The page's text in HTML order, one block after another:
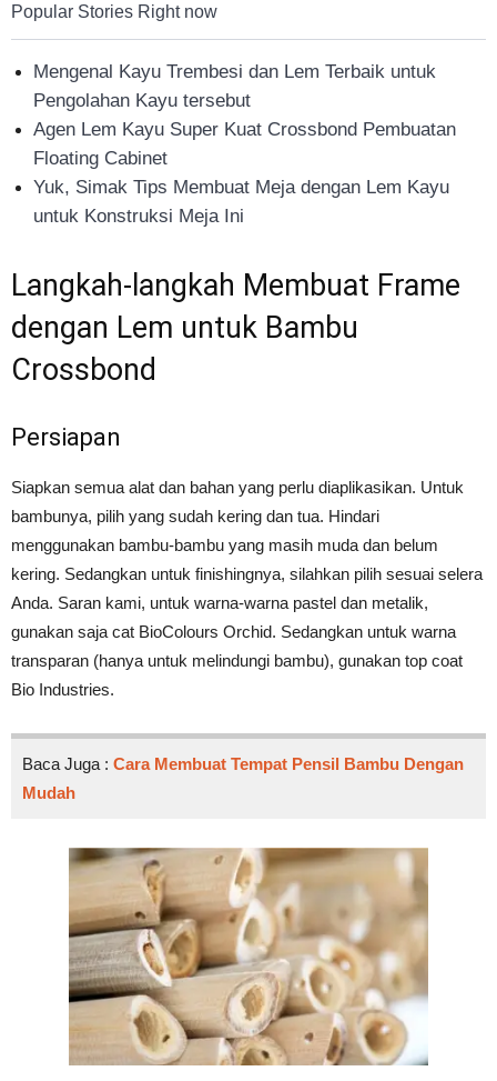
Popular Stories Right now
Mengenal Kayu Trembesi dan Lem Terbaik untuk
Pengolahan Kayu tersebut
Agen Lem Kayu Super Kuat Crossbond Pembuatan
Floating Cabinet
Yuk, Simak Tips Membuat Meja dengan Lem Kayu
untuk Konstruksi Meja Ini
Langkah-langkah Membuat Frame
dengan Lem untuk Bambu
Crossbond
Persiapan
Siapkan semua alat dan bahan yang perlu diaplikasikan. Untuk
bambunya, pilih yang sudah kering dan tua. Hindari
menggunakan bambu-bambu yang masih muda dan belum
kering. Sedangkan untuk finishingnya, silahkan pilih sesuai selera
Anda. Saran kami, untuk warna-warna pastel dan metalik,
gunakan saja cat BioColours Orchid. Sedangkan untuk warna
transparan (hanya untuk melindungi bambu), gunakan top coat
Bio Industries.
Baca Juga : Cara Membuat Tempat Pensil Bambu Dengan
Mudah